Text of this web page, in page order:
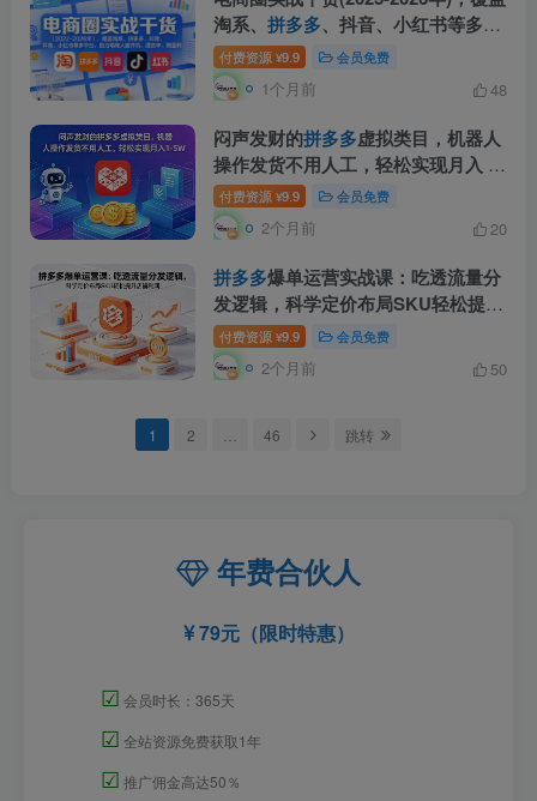
淘系、 拼多多、抖音、小红书等多平
台，助力电商人避开坑、提效率、稳
盈利(更新06月03日)
付费资源 ¥9.9 会员免费
1个月前 48
闷声发财的拼多多虚拟类目，机器人
操作发货不用人工，轻松实现月入 1-
5W
付费资源 ¥9.9 会员免费
2个月前 20
拼多多爆单运营实战课：吃透流量分
发逻辑，科学定价布局SKU轻松提升
店铺利润
付费资源 ¥9.9 会员免费
2个月前 50
1 2 46 跳转
年费合伙人
79元（限时特惠）
☑ 会员时长：365天
☑ 全站资源免费获取1年
☑ 推广佣金高达50％